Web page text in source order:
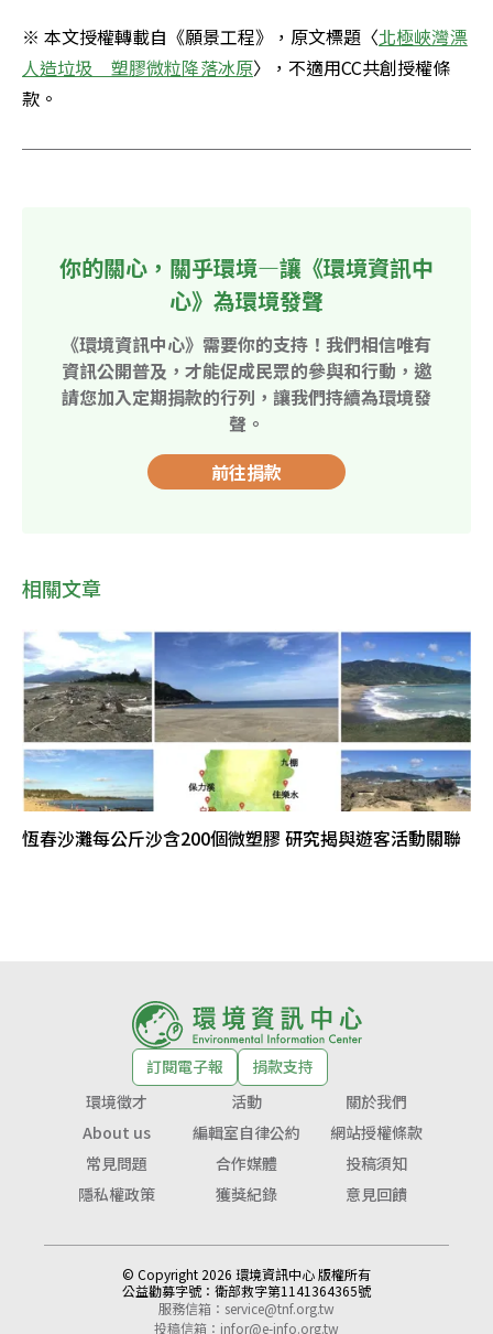
※ 本文授權轉載自《願景工程》，原文標題〈北極峽灣漂
人造垃圾　塑膠微粒降落冰原〉，不適用CC共創授權條
款。
你的關心，關乎環境—讓《環境資訊中
心》為環境發聲
《環境資訊中心》需要你的支持！我們相信唯有
資訊公開普及，才能促成民眾的參與和行動，邀
請您加入定期捐款的行列，讓我們持續為環境發
聲。
前往捐款
相關文章
恆春沙灘每公斤沙含200個微塑膠 研究揭與遊客活動關聯
訂閱電子報
捐款支持
環境徵才
活動
關於我們
About us
編輯室自律公約
網站授權條款
常見問題
合作媒體
投稿須知
隱私權政策
獲獎紀錄 意見回饋
© Copyright 2026 環境資訊中心 版權所有
公益勸募字號： 衛部救字第1141364365號
服務信箱： service@tnf.org.tw
投稿信箱： infor@e-info.org.tw